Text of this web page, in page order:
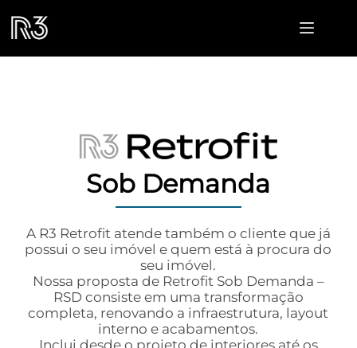
Sob Demanda
A R3 Retrofit atende também o cliente que já
possui o seu imóvel e quem está à procura do
seu imóvel.
Nossa proposta de Retrofit Sob Demanda –
RSD consiste em uma transformação
completa, renovando a infraestrutura, layout
interno e acabamentos.
Inclui desde o projeto de interiores até os